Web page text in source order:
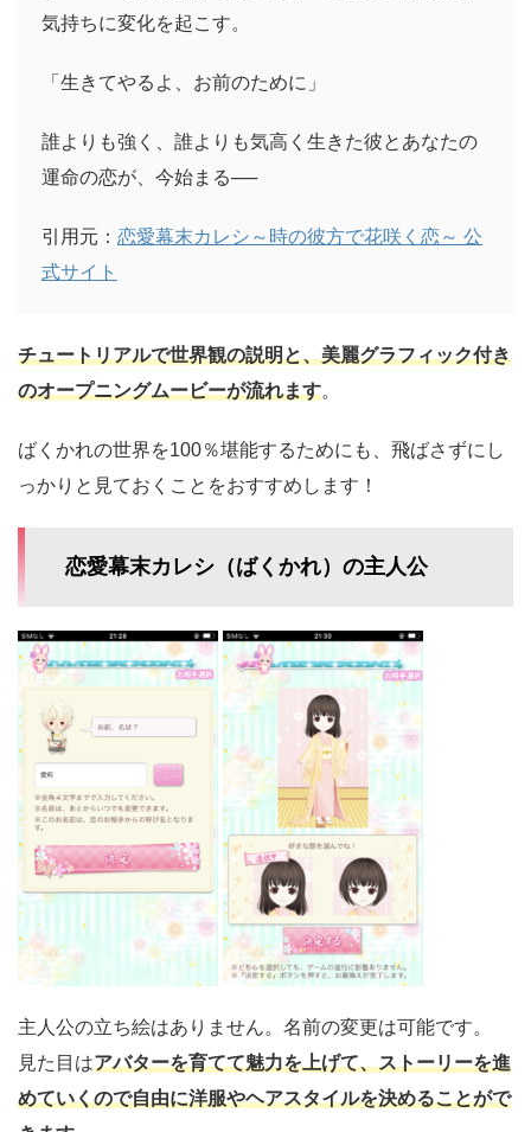
気持ちに変化を起こす。
「生きてやるよ、お前のために」
誰よりも強く、誰よりも気高く生きた彼とあなたの
運命の恋が、今始まる──
引用元： 恋愛幕末カレシ～時の彼方で花咲く恋～ 公
式サイト
チュートリアルで世界観の説明と、美麗グラフィック付き
のオープニングムービーが流れます。
ばくかれの世界を100％堪能するためにも、飛ばさずにし
っかりと見ておくことをおすすめします！
恋愛幕末カレシ（ばくかれ）の主人公
主人公の立ち絵はありません。名前の変更は可能です。
見た目はアバターを育てて魅力を上げて、ストーリーを進
めていくので自由に洋服やヘアスタイルを決めることがで